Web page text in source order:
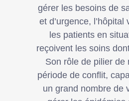
gérer les besoins de
et d’urgence,
les patients en
reçoivent les soins
Son rôle de pilier de
période de conflit,
un grand nombre de